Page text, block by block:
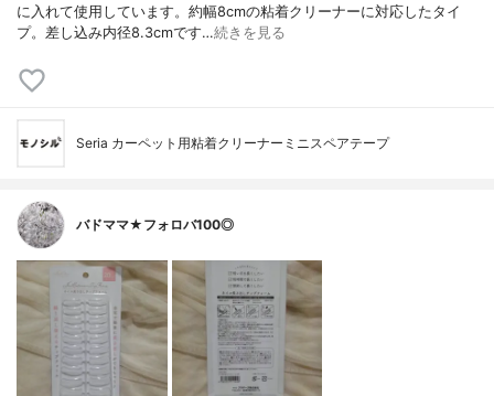
に入れて使用しています。約幅8cmの粘着クリーナーに対応したタイ
プ。差し込み内径8.3cmです…続きを見る
Seria カーペット用粘着クリーナーミニスペアテープ
バドママ★フォロバ100◎